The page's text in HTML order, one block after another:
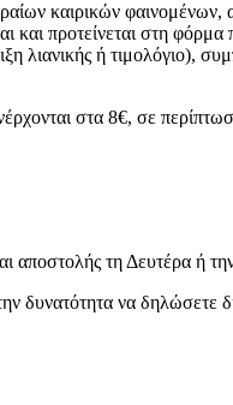
καιρικών φαινομένων,
προτείνεται στη φόρμα
λιανικής ή τιμολόγιο),
στα 8€, σε
αποστολής τη Δευτέρα ή
δυνατότητα να δηλώσετε